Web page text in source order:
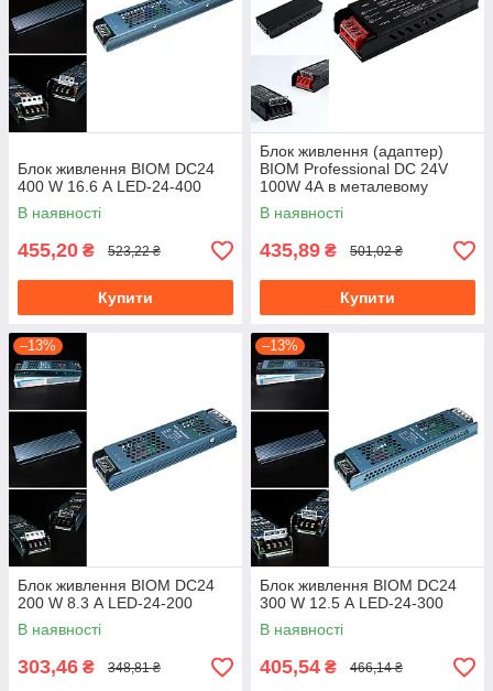
Блок живлення BIOM DC24
400 W 16.6 А LED-24-400
В наявності
455,20 ₴ 523,22 ₴
Купити
Блок живлення (адаптер)
BIOM Professional DC 24V
100W 4А в металевому
корпусі (BPX-24-100)
В наявності
435,89 ₴ 501,02 ₴
Купити
–13%
Блок живлення BIOM DC24
200 W 8.3 А LED-24-200
В наявності
303,46 ₴ 348,81 ₴
–13%
Блок живлення BIOM DC24
300 W 12.5 А LED-24-300
В наявності
405,54 ₴ 466,14 ₴